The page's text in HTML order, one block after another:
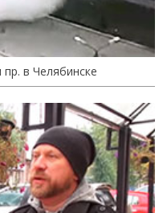
в Челябинске